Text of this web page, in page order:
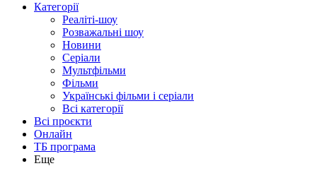
Категорії
Реаліті-шоу
Розважальні шоу
Новини
Серіали
Мультфільми
Фільми
Українські фільми і серіали
Всі категорії
Всі проєкти
Онлайн
ТБ програма
Еще